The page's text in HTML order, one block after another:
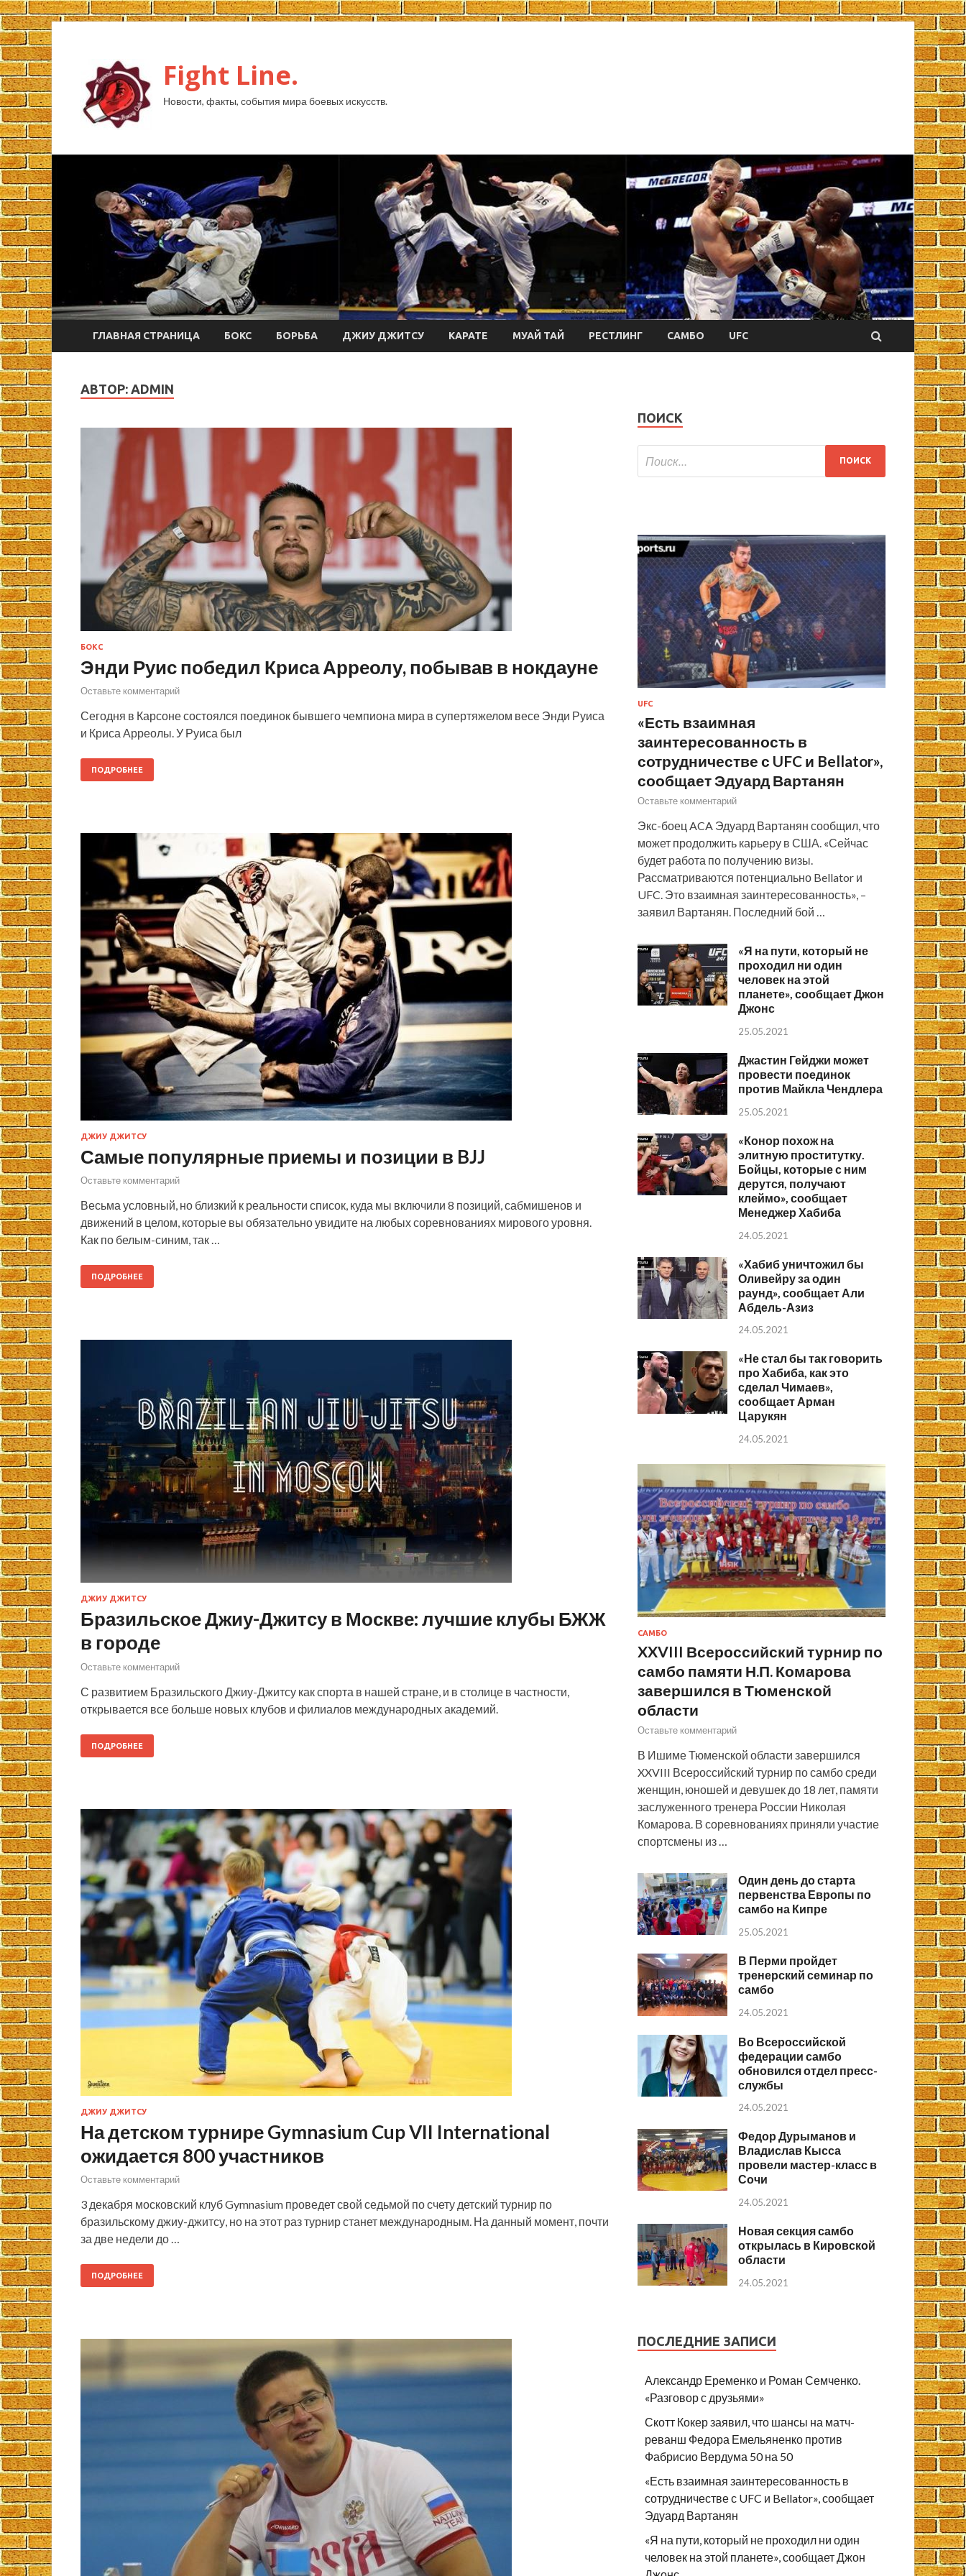
Fight Line.
Новости, факты, события мира боевых искусств.
ГЛАВНАЯ СТРАНИЦА БОКС БОРЬБА ДЖИУ ДЖИТСУ КАРАТЕ МУАЙ ТАЙ РЕСТЛИНГ САМБО UFC
АВТОР: ADMIN
БОКС
Энди Руис победил Криса Арреолу, побывав в нокдауне
Оставьте комментарий
Сегодня в Карсоне состоялся поединок бывшего чемпиона мира в супертяжелом весе Энди Руиса
и Криса Арреолы. У Руиса был
ПОДРОБНЕЕ
ДЖИУ ДЖИТСУ
Самые популярные приемы и позиции в BJJ
Оставьте комментарий
Весьма условный, но близкий к реальности список, куда мы включили 8 позиций, сабмишенов и
движений в целом, которые вы обязательно увидите на любых соревнованиях мирового уровня.
Как по белым-синим, так …
ПОДРОБНЕЕ
ДЖИУ ДЖИТСУ
Бразильское Джиу-Джитсу в Москве: лучшие клубы БЖЖ
в городе
Оставьте комментарий
С развитием Бразильского Джиу-Джитсу как спорта в нашей стране, и в столице в частности,
открывается все больше новых клубов и филиалов международных академий.
ПОДРОБНЕЕ
ДЖИУ ДЖИТСУ
На детском турнире Gymnasium Cup VII International
ожидается 800 участников
Оставьте комментарий
3 декабря московский клуб Gymnasium проведет свой седьмой по счету детский турнир по
бразильскому джиу-джитсу, но на этот раз турнир станет международным. На данный момент, почти
за две недели до …
ПОДРОБНЕЕ
ПОИСК
UFC
«Есть взаимная
заинтересованность в
сотрудничестве с UFC и Bellator»,
сообщает Эдуард Вартанян
Оставьте комментарий
Экс-боец ACA Эдуард Вартанян сообщил, что
может продолжить карьеру в США. «Сейчас
будет работа по получению визы.
Рассматриваются потенциально Bellator и
UFC. Это взаимная заинтересованность», –
заявил Вартанян. Последний бой …
«Я на пути, который не
проходил ни один
человек на этой
планете», сообщает Джон
Джонс
25.05.2021
Джастин Гейджи может
провести поединок
против Майкла Чендлера
25.05.2021
«Конор похож на
элитную проститутку.
Бойцы, которые с ним
дерутся, получают
клеймо», сообщает
Менеджер Хабиба
24.05.2021
«Хабиб уничтожил бы
Оливейру за один
раунд», сообщает Али
Абдель-Азиз
24.05.2021
«Не стал бы так говорить
про Хабиба, как это
сделал Чимаев»,
сообщает Арман
Царукян
24.05.2021
САМБО
XXVIII Всероссийский турнир по
самбо памяти Н.П. Комарова
завершился в Тюменской
области
Оставьте комментарий
В Ишиме Тюменской области завершился
XXVIII Всероссийский турнир по самбо среди
женщин, юношей и девушек до 18 лет, памяти
заслуженного тренера России Николая
Комарова. В соревнованиях приняли участие
спортсмены из …
Один день до старта
первенства Европы по
самбо на Кипре
25.05.2021
В Перми пройдет
тренерский семинар по
самбо
24.05.2021
Во Всероссийской
федерации самбо
обновился отдел пресс-
службы
24.05.2021
Федор Дурыманов и
Владислав Кысса
провели мастер-класс в
Сочи
24.05.2021
Новая секция самбо
открылась в Кировской
области
24.05.2021
ПОСЛЕДНИЕ ЗАПИСИ
Александр Еременко и Роман Семченко.
«Разговор с друзьями»
Скотт Кокер заявил, что шансы на матч-
реванш Федора Емельяненко против
Фабрисио Вердума 50 на 50
«Есть взаимная заинтересованность в
сотрудничестве с UFC и Bellator», сообщает
Эдуард Вартанян
«Я на пути, который не проходил ни один
человек на этой планете», сообщает Джон